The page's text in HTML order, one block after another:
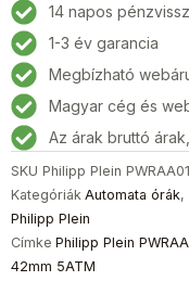
Automatic
Férfi
karóra
42mm
5ATM
mennyiség
14 napos
1-3 év garancia
Megbízható
Magyar cég és
Az árak bruttó
SKU Philipp Plein
Kategóriák Automata órák,
Philipp Plein
Címke Philipp Plein
42mm 5ATM